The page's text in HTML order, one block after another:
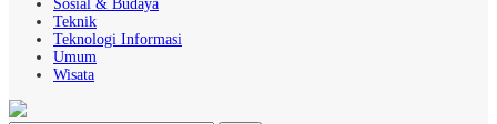
Sosial & Budaya
Teknik
Teknologi Informasi
Umum
Wisata